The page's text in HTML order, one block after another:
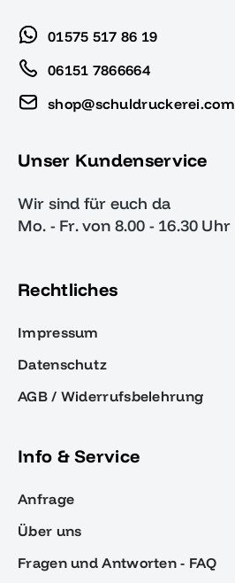
01575 517 86 19
06151 7866664
shop@schuldruckerei.com
Unser Kundenservice
Wir sind für euch da
Mo. - Fr. von 8.00 - 16.30 Uhr
Rechtliches
Impressum
Datenschutz
AGB / Widerrufsbelehrung
Info & Service
Anfrage
Über uns
Fragen und Antworten - FAQ